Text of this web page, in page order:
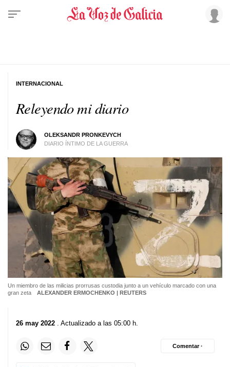
Releyendo mi diario
OLEKSANDR PRONKEVYCH
DIARIO ÍNTIMO DE LA GUERRA
INTERNACIONAL
Un miembro de las milicias prorrusas custodia junto a un vehículo marcado con una
gran zeta
ALEXANDER ERMOCHENKO | REUTERS
26 may 2022 . Actualizado a las 05:00 h.
Comentar ·